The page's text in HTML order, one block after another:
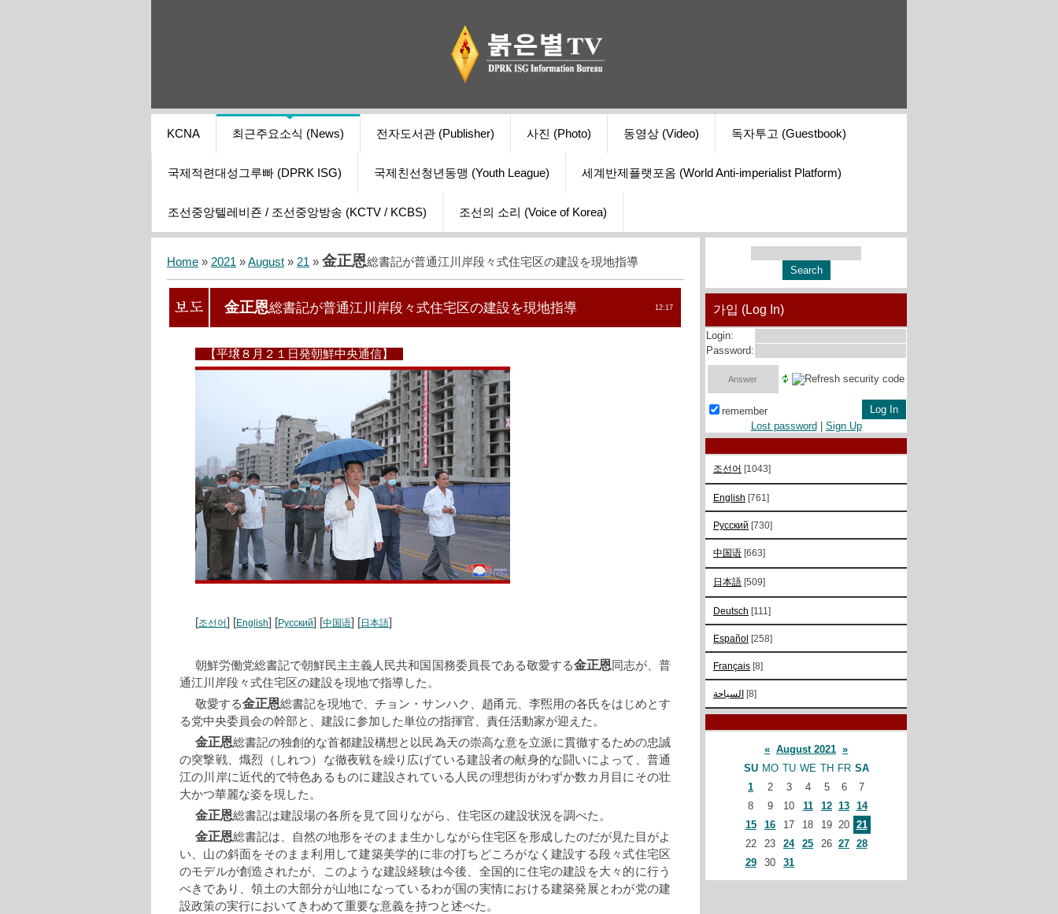
KCNA 최근주요소식 (News) 전자도서관 (Publisher) 사진 (Photo) 동영상 (Video) 독자투고 (Guestbook)
국제적련대성그루빠 (DPRK ISG) 국제친선청년동맹 (Youth League) 세계반제플랫포옴 (World Anti-imperialist Platform)
조선중앙텔레비죤 / 조선중앙방송 (KCTV / KCBS) 조선의 소리 (Voice of Korea)
Home » 2021 »August » 21 » 金正恩総書記が普通江川岸段々式住宅区の建設を現地指導
12:17
金正恩総書記が普通江川岸段々式住宅区の建設を現地指導
【平壌８月２１日発朝鮮中央通信】
[조선어] [English] [Русский] [中国语] [日本語]
朝鮮労働党総書記で朝鮮民主主義人民共和国国務委員長である敬愛する金正恩同志が、普
通江川岸段々式住宅区の建設を現地で指導した。
敬愛する金正恩総書記を現地で、チョン・サンハク、趙甬元、李煕用の各氏をはじめとす
る党中央委員会の幹部と、建設に参加した単位の指揮官、責任活動家が迎えた。
金正恩総書記の独創的な首都建設構想と以民為天の崇高な意を立派に貫徹するための忠誠
の突撃戦、熾烈（しれつ）な徹夜戦を繰り広げている建設者の献身的な闘いによって、普通
江の川岸に近代的で特色あるものに建設されている人民の理想街がわずか数カ月目にその壮
大かつ華麗な姿を現した。
金正恩総書記は建設場の各所を見て回りながら、住宅区の建設状況を調べた。
金正恩総書記は、自然の地形をそのまま生かしながら住宅区を形成したのだが見た目がよ
い、山の斜面をそのまま利用して建築美学的に非の打ちどころがなく建設する段々式住宅区
のモデルが創造されたが、このような建設経験は今後、全国的に住宅の建設を大々的に行う
べきであり、領土の大部分が山地になっているわが国の実情における建築発展とわが党の建
設政策の実行においてきわめて重要な意義を持つと述べた。
가입 (Log In)
Login:
Password:
remember
Lost password
Sign Up
조선어 [1043]
English [761]
Русский [730]
中国语 [663]
日本語 [509]
Deutsch [111]
Español [258]
Français [8]
السياحة [8]
« August 2021 »
SU MO TU WE TH FR SA
1
2 3 4 5 6
7
8
9 10 11 12 13 14
15
16 17 18 19 20 21
22
23 24 25 26 27 28
29
30 31